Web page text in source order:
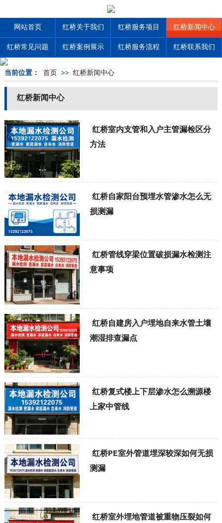
网站首页 红桥关于我们 红桥服务项目 红桥新闻中心
红桥常见问题 红桥案例展示 红桥服务流程 红桥联系我们
当前位置： 首页 >> 红桥新闻中心
红桥新闻中心
红桥室内支管和入户主管漏检区分
方法
红桥自家阳台预埋水管渗水怎么无
损测漏
红桥管线穿梁位置破损漏水检测注
意事项
红桥自建房入户埋地自来水管土壤
潮湿排查漏点
红桥复式楼上下层渗水怎么溯源楼
上家中管线
红桥PE室外管道埋深较深如何无损
测漏
红桥室外埋地管道被重物压裂如何